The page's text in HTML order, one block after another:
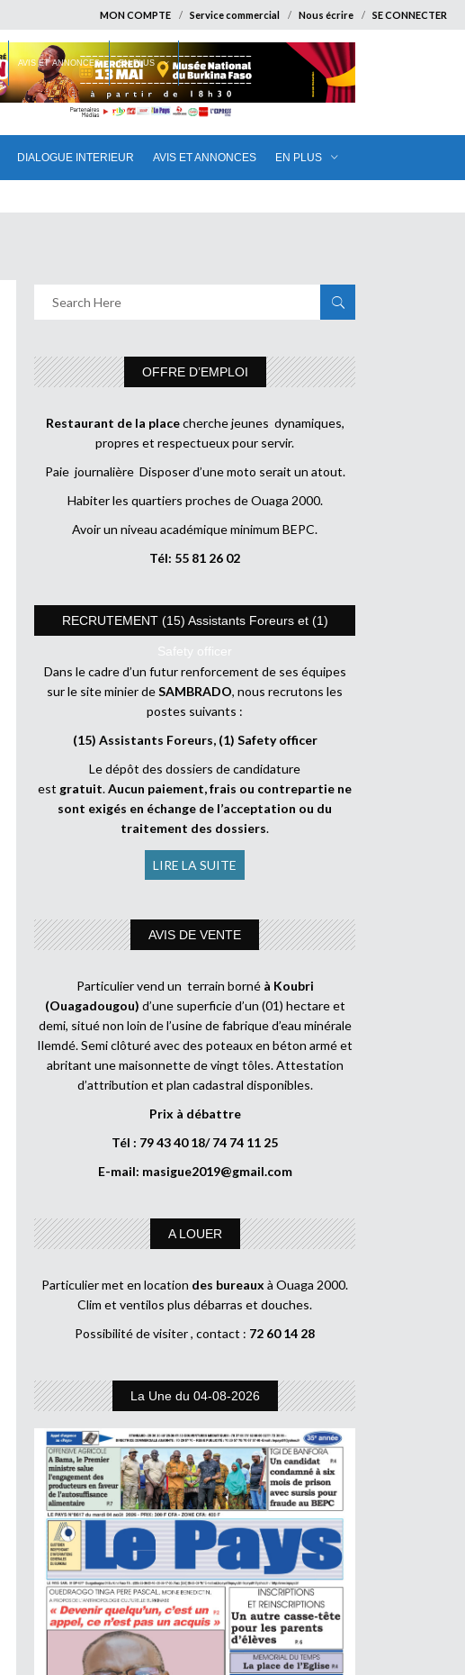
MON COMPTE Service commercial Nous écrire SE CONNECTER
DIALOGUE INTERIEUR AVIS ET ANNONCES EN PLUS
AVIS ET ANNONCES EN PLUS
OFFRE D’EMPLOI
Restaurant de la placecherche jeunes dynamiques,
propres et respectueux pour servir.
Paie journalière Disposer d’une moto serait un atout.
Habiter les quartiers proches de Ouaga 2000.
Avoir un niveau académique minimum BEPC.
Tél: 55 81 26 02
RECRUTEMENT (15) Assistants Foreurs et (1)
Safety officer
Dans le cadre d’un futur renforcement de ses équipes
sur le site minier deSAMBRADO, nous recrutons les
postes suivants :
(15) Assistants Foreurs, (1) Safety officer
Le dépôt des dossiers de candidature
est gratuit.Aucun paiement, frais ou contrepartie ne
sont exigés en échange de l’acceptation ou du
traitement des dossiers.
LIRE LA SUITE
AVIS DE VENTE
Particulier vend un terrain borné à Koubri
(Ouagadougou) d’une superficie d’un (01) hectare et
demi, situé non loin de l’usine de fabrique d’eau minérale
Ilemdé. Semi clôturé avec des poteaux en béton armé et
abritant une maisonnette de vingt tôles. Attestation
d’attribution et plan cadastral disponibles.
Prix à débattre
Tél : 79 43 40 18/ 74 74 11 25
E-mail: masigue2019@gmail.com
A LOUER
Particulier met en location des bureaux à Ouaga 2000.
Clim et ventilos plus débarras et douches.
Possibilité de visiter , contact : 72 60 14 28
La Une du 04-08-2026